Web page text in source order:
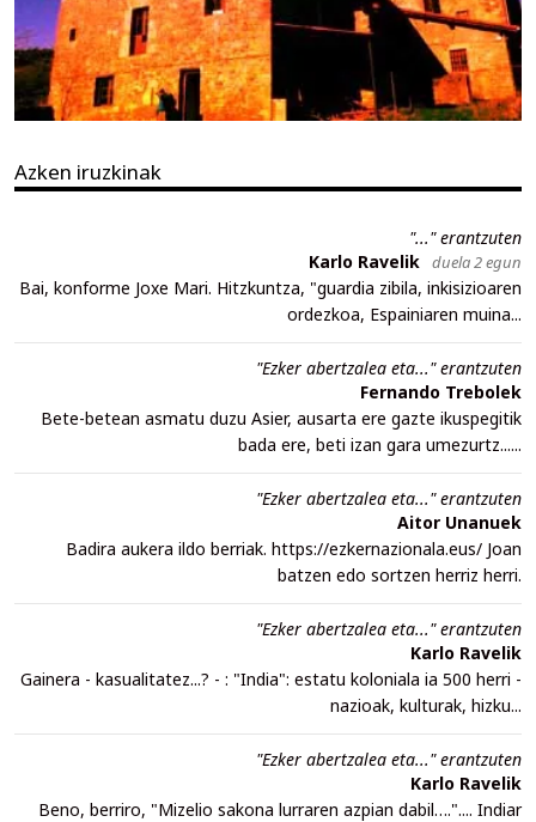
Azken iruzkinak
"..." erantzuten
Karlo Ravelik duela 2 egun
Bai, konforme Joxe Mari. Hitzkuntza, "guardia zibila, inkisizioaren
ordezkoa, Espainiaren muina...
"Ezker abertzalea eta..." erantzuten
Fernando Trebolek
Bete-betean asmatu duzu Asier, ausarta ere gazte ikuspegitik
bada ere, beti izan gara umezurtz......
"Ezker abertzalea eta..." erantzuten
Aitor Unanuek
Badira aukera ildo berriak. https://ezkernazionala.eus/ Joan
batzen edo sortzen herriz herri.
"Ezker abertzalea eta..." erantzuten
Karlo Ravelik
Gainera - kasualitatez...? - : "India": estatu koloniala ia 500 herri -
nazioak, kulturak, hizku...
"Ezker abertzalea eta..." erantzuten
Karlo Ravelik
Beno, berriro, "Mizelio sakona lurraren azpian dabil….".... Indiar